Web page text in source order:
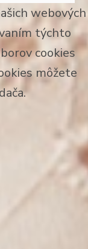
webových
týchto
cookies
môžete